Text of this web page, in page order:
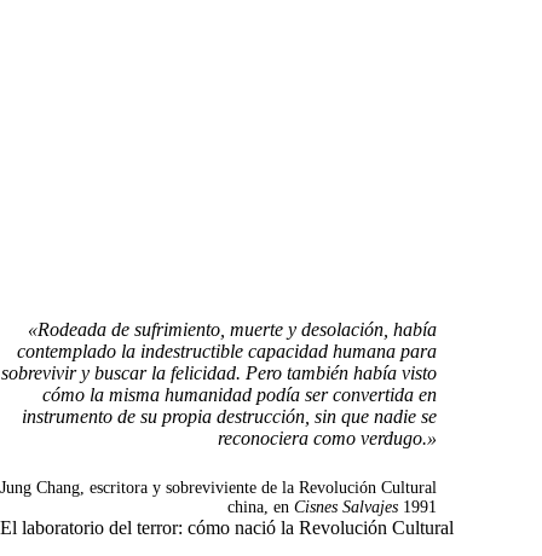
«Rodeada de sufrimiento, muerte y desolación, había
contemplado la indestructible capacidad humana para
sobrevivir y buscar la felicidad. Pero también había visto
cómo la misma humanidad podía ser convertida en
instrumento de su propia destrucción, sin que nadie se
reconociera como verdugo.»
Jung Chang, escritora y sobreviviente de la Revolución Cultural
china, enCisnes Salvajes 1991
El laboratorio del terror: cómo nació la Revolución Cultural